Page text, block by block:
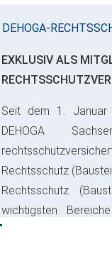
DEHOGA-
EXKLUSIV ALS
Seit dem 1.
DEHOGA
Rechtsschutz
Rechtsschutz
wichtigsten
Risikos ab und sparen